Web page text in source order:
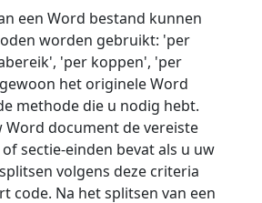
een Word bestand kunnen
worden gebruikt: 'per
'per koppen', 'per
het originele Word
methode die u nodig hebt.
document de vereiste
sectie-einden bevat als u uw
volgens deze criteria
code. Na het splitsen van een